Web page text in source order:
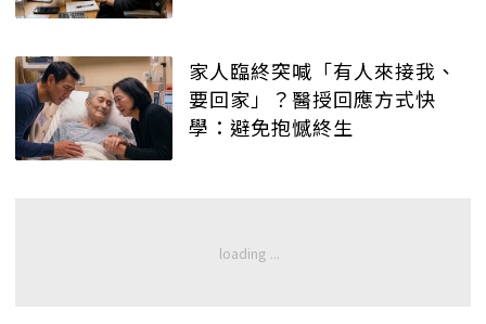
家人臨終突喊「有人來接我、
要回家」？醫授回應方式快
學：避免抱憾終生